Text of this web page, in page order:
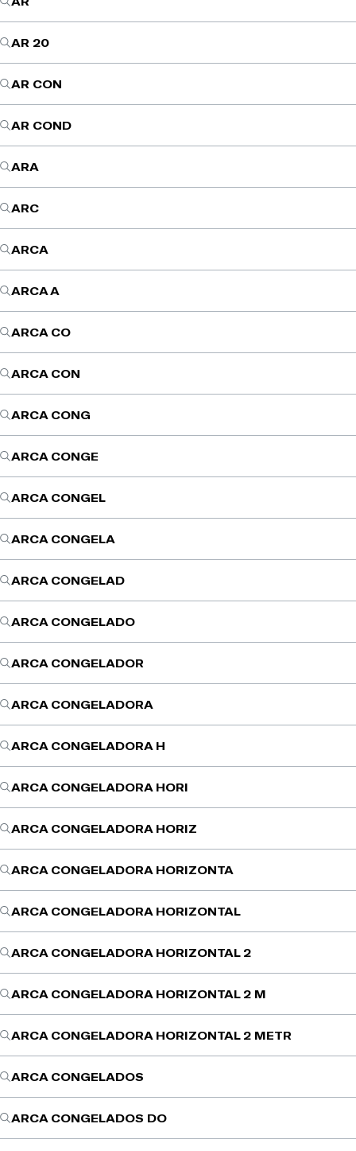
AR 20
AR CON
AR COND
ARA
ARC
ARCA
ARCA A
ARCA CO
ARCA CON
ARCA CONG
ARCA CONGE
ARCA CONGEL
ARCA CONGELA
ARCA CONGELAD
ARCA CONGELADO
ARCA CONGELADOR
ARCA CONGELADORA
ARCA CONGELADORA H
ARCA CONGELADORA HORI
ARCA CONGELADORA HORIZ
ARCA CONGELADORA HORIZONTA
ARCA CONGELADORA HORIZONTAL
ARCA CONGELADORA HORIZONTAL 2
ARCA CONGELADORA HORIZONTAL 2 M
ARCA CONGELADORA HORIZONTAL 2 METR
ARCA CONGELADOS
ARCA CONGELADOS DO